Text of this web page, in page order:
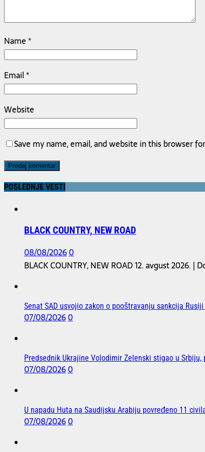
Name*
Email*
Website
Save my name, email, and website in this browser
POSLEDNJE VESTI
BLACK COUNTRY, NEW ROAD
08/08/20260
BLACK COUNTRY, NEW ROAD 12. avgust 2026.
Senat SAD usvojio zakon o pooštravanju sankcija
07/08/20260
Predsednik Ukrajine Volodimir Zelenski stigao u
07/08/20260
U napadu Huta na Saudijsku Arabiju povređeno 11
07/08/20260